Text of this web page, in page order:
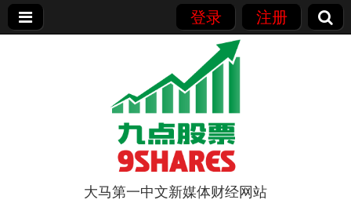
登录 注册
大马第一中文新媒体财经网站